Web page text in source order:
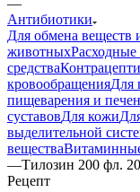
Антибиотики
Для обмена веществ
животных
средства
кровообращенияДля
пищеварения и
суставовДля кожи
выделительной
вещества
—Тилозин 200 фл.
Рецепт